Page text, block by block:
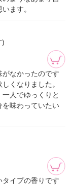
ます。
)
なかったのです
くなりました。
人でゆっくりと
を味わっていたい
イプの香りです